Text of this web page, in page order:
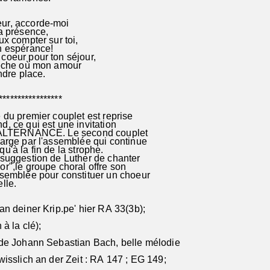
accorde-moi
compter sur toi,
pour ton séjour,
où mon amour
place.
premier couplet est reprise
ce qui est une invitation
Le second couplet
par l'assemblée qui continue
la fin de la strophe.
de Luther de chanter
groupe choral offre son
pour constituer un choeur
deiner Krip.pe' hier RA 33(3b);
la clé);
Sebastian Bach, belle mélodie
an der Zeit : RA 147 ; EG 149;